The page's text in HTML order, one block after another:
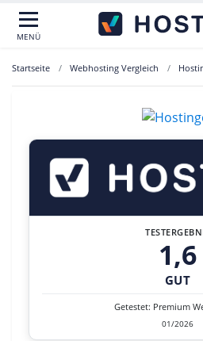
MENÜ
Startseite Webhosting Vergleich
1,6
GUT
Getestet: Premium
01/2026